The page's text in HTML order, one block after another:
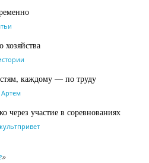
каждому — по труду
через участие в соревнованиях
»